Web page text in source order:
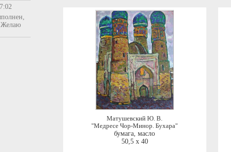
Желаю
Матушевский Ю. В.
"Медресе Чор-Минор. Бухара"
бумага, масло
50,5 x 40